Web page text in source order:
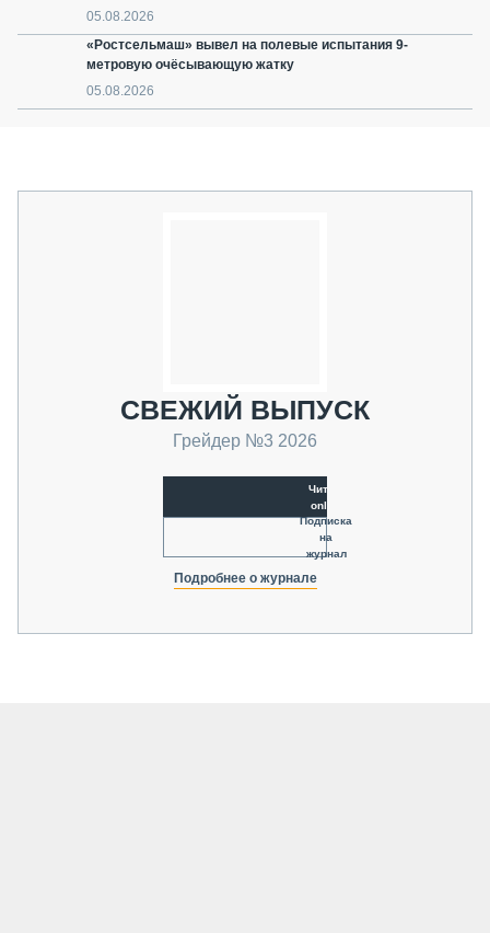
05.08.2026
«Ростсельмаш» вывел на полевые испытания 9-
метровую очёсывающую жатку
05.08.2026
СВЕЖИЙ ВЫПУСК
Грейдер №3 2026
Читать
online
Подписка
на
журнал
Подробнее о журнале